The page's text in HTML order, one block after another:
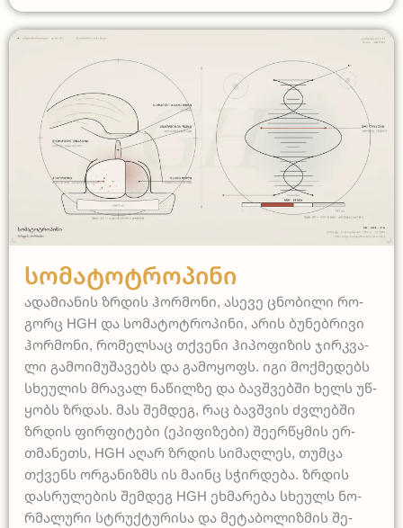
Სომატოტროპინი
ადა­მი­ა­ნის ზრდის ჰო­რმო­ნი, ასე­ვე ცნო­ბი­ლი რო­
გორც HGH და სო­მა­ტო­ტრო­პი­ნი, არის ბუ­ნე­ბრი­ვი
ჰო­რმო­ნი, რო­მელ­საც თქვე­ნი ჰი­პო­ფი­ზის ჯირ­კვა­
ლი გა­მო­ი­მუ­შა­ვებს და გა­მო­ყოფს. იგი მოქ­მე­დებს
სხე­უ­ლის მრა­ვალ ნა­წილ­ზე და ბავ­შვებ­ში ხელს უწ­
ყობს ზრდას. მას შემ­დეგ, რაც ბავ­შვის ძვლებ­ში
ზრდის ფირ­ფი­ტე­ბი (ეპი­ფი­ზე­ბი) შე­ერ­წყმის ერ­
თმა­ნეთს, HGH აღარ ზრდის სი­მა­ღლეს, თუმ­ცა
თქვენს ორგა­ნიზმს ის მა­ინც სჭირ­დე­ბა. ზრდის
დას­რუ­ლე­ბის შემ­დეგ HGH ეხმა­რე­ბა სხე­ულს ნო­
რმა­ლუ­რი სტრუქ­ტუ­რი­სა და მე­ტა­ბო­ლიზ­მის შე­